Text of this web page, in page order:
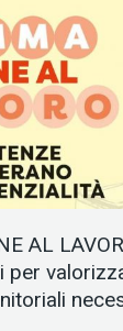
AL
per